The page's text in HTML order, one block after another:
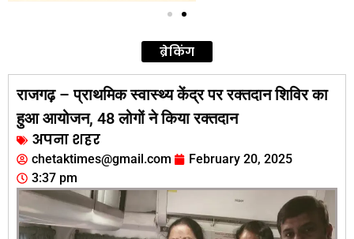
ब्रेकिंग
राजगढ़ – प्राथमिक स्वास्थ्य केंद्र पर रक्तदान शिविर का
हुआ आयोजन, 48 लोगों ने किया रक्तदान
अपना शहर
chetaktimes@gmail.com
February 20, 2025
3:37 pm